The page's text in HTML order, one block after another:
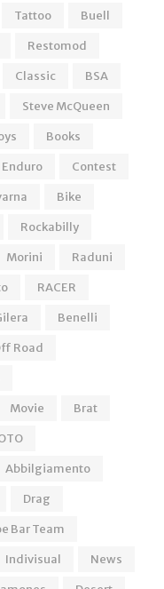
Tattoo
Buell
Restomod
Classic
BSA
Steve McQueen
Books
Enduro
Contest
Bike
Rockabilly
Morini
Raduni
RACER
Benelli
Road
Movie
Brat
Abbilgiamento
Drag
Bar Team
Indivisual
News